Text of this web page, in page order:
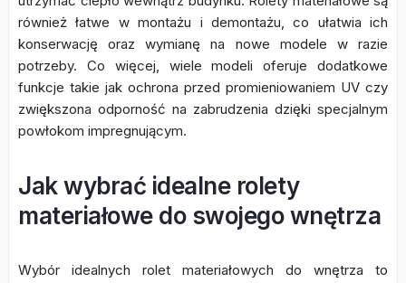
również łatwe w montażu i demontażu, co ułatwia ich
konserwację oraz wymianę na nowe modele w razie
potrzeby. Co więcej, wiele modeli oferuje dodatkowe
funkcje takie jak ochrona przed promieniowaniem UV czy
zwiększona odporność na zabrudzenia dzięki specjalnym
powłokom impregnującym.
Jak wybrać idealne rolety
materiałowe do swojego wnętrza
Wybór idealnych rolet materiałowych do wnętrza to